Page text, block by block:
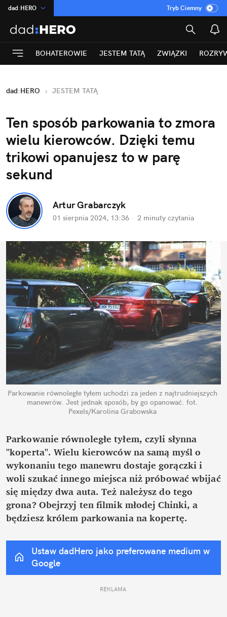
dad:HERO
:Temat
INN:Poland
ASZ:dziennik
Rozrywka
Tryb Ciemny
BOHATEROWIE JESTEM TATĄ ZWIĄZKI
dad:HERO JESTEM TATĄ
Ten sposób parkowania to zmora
wielu kierowców. Dzięki temu
trikowi opanujesz to w parę
sekund
Artur Grabarczyk
01 sierpnia 2024, 13:36 · 2 minuty czytania
Parkowanie równoległe tyłem uchodzi za jeden z najtrudniejszych
manewrów. Jest jednak sposób, by go opanować. fot.
Pexels/Karolina Grabowska
Parkowanie równoległe tyłem, czyli słynna
"koperta". Wielu kierowców na samą myśl o
wykonaniu tego manewru dostaje gorączki i
woli szukać innego miejsca niż próbować wbijać
się między dwa auta. Też należysz do tego
grona? Obejrzyj ten filmik młodej Chinki, a
będziesz królem parkowania na kopertę.
Ustaw dadHero jako preferowane medium w
Google
REKLAMA